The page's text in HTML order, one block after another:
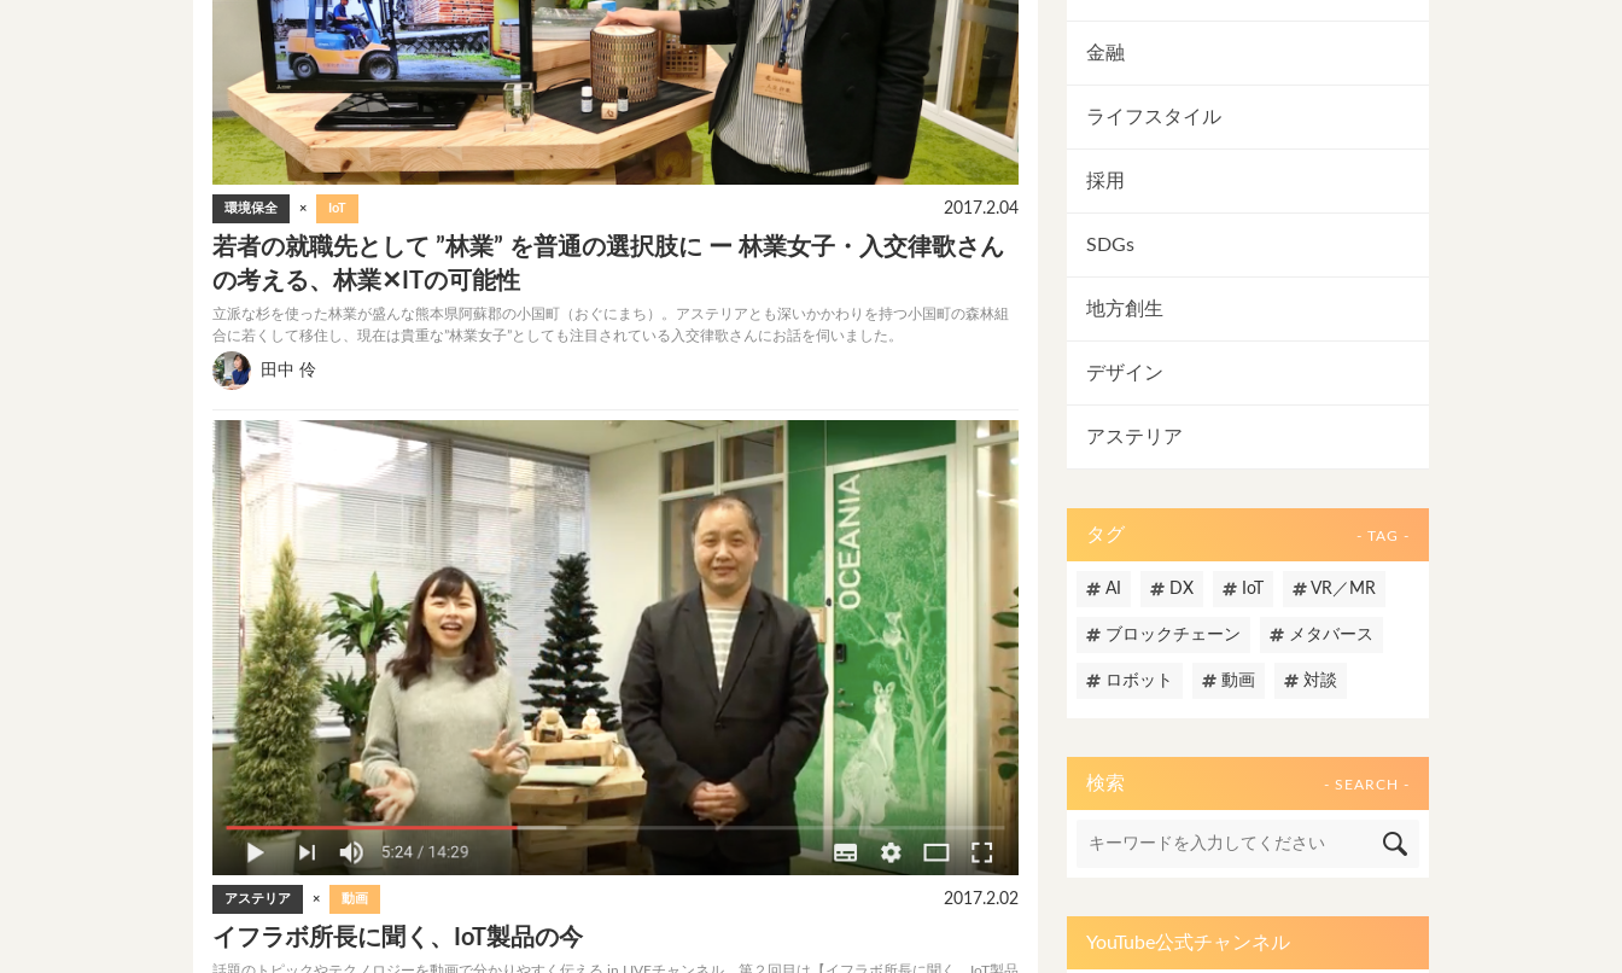
環境保全 × IoT 2017.2.04
若者の就職先として ”林業” を普通の選択肢に ー 林業女子・入交律歌さん
の考える、林業✕ITの可能性
立派な杉を使った林業が盛んな熊本県阿蘇郡の小国町（おぐにまち）。アステリアとも深いかかわりを持つ小国町の森林組
合に若くして移住し、現在は貴重な”林業女子”としても注目されている入交律歌さんにお話を伺いました。
田中 伶
アステリア × 動画 2017.2.02
イフラボ所長に聞く、IoT製品の今
金融
ライフスタイル
採用
SDGs
地方創生
デザイン
アステリア
タグ - TAG -
AI DX IoT VR／MR
ブロックチェーン メタバース
ロボット 動画 対談
検索 - SEARCH -
YouTube公式チャンネル